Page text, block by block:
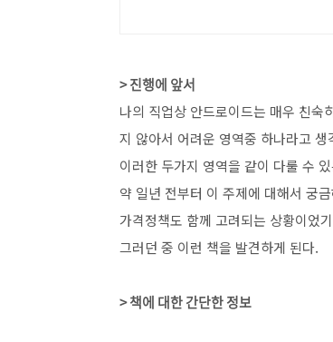
> 진행에 앞서
나의 직업상 안드로이드는 매우 친숙
지 않아서 어려운 영역중 하나라고 생
이러한 두가지 영역을 같이 다룰 수
약 일년 전부터 이 주제에 대해서 궁
가격정책도 함께 고려되는 상황이었
그러던 중 이런 책을 발견하게 된다.
> 책에 대한 간단한 정보